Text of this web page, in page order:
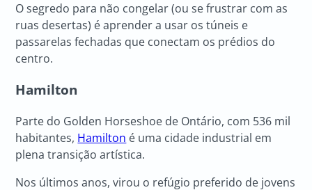
O segredo para não congelar (ou se frustrar com as
ruas desertas) é aprender a usar os túneis e
passarelas fechadas que conectam os prédios do
centro.
Hamilton
Parte do Golden Horseshoe de Ontário, com 536 mil
habitantes, Hamilton é uma cidade industrial em
plena transição artística.
Nos últimos anos, virou o refúgio preferido de jovens